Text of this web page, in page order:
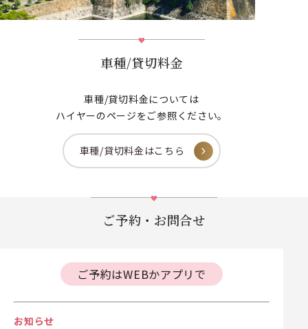
車種/貸切料金
車種/貸切料金については
ハイヤーのページをご参照ください。
車種/貸切料金はこちら
ご予約・お問合せ
ご予約はWEBかアプリで
お知らせ